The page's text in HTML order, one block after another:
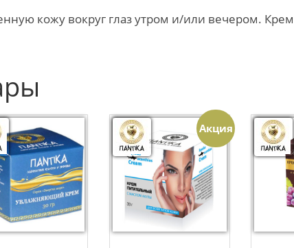
кожу вокруг глаз утром и/или вечером.
Акция